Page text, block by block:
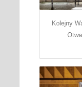
Kolejny